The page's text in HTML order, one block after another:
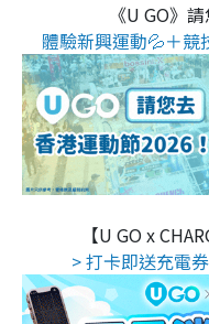
《U GO》
體驗新興運動💦＋競
【U GO x
> 打卡即送充電